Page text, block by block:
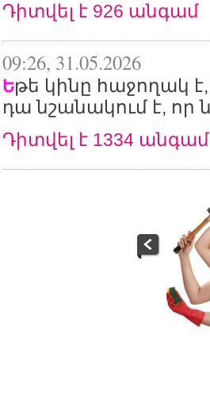
Դիտվել է 926 անգամ
09:26, 31.05.2026
Եթե կինը հաջողակ
դա նշանակում է, որ
Դիտվել է 1334 անգամ